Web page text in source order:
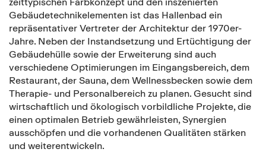
Gebäudetechnikelementen ist das Hallenbad ein
repräsentativer Vertreter der Architektur der 1970er-
Jahre. Neben der Instandsetzung und Ertüchtigung der
Gebäudehülle sowie der Erweiterung sind auch
verschiedene Optimierungen im Eingangsbereich, dem
Restaurant, der Sauna, dem Wellnessbecken sowie dem
Therapie- und Personalbereich zu planen. Gesucht sind
wirtschaftlich und ökologisch vorbildliche Projekte, die
einen optimalen Betrieb gewährleisten, Synergien
ausschöpfen und die vorhandenen Qualitäten stärken
und weiterentwickeln.